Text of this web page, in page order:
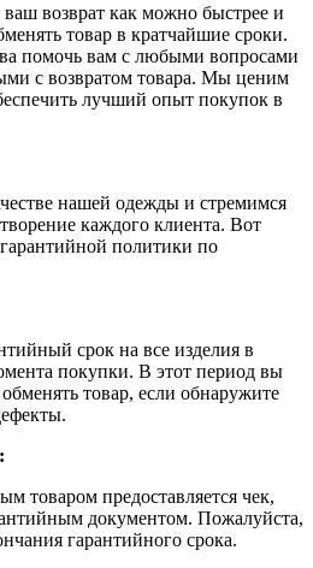
возврат как можно быстрее и
товар в кратчайшие сроки.
помочь вам с любыми вопросами
с возвратом товара. Мы ценим
лучший опыт покупок в
нашей одежды и стремимся
каждого клиента. Вот
политики по
срок на все изделия в
покупки. В этот период вы
товар, если обнаружите
товаром предоставляется чек,
документом. Пожалуйста,
гарантийного срока.